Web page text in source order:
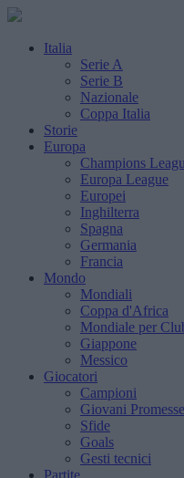
Italia
Serie A
Serie B
Nazionale
Coppa Italia
Storie
Europa
Champions
Europa League
Europei
Inghilterra
Spagna
Germania
Francia
Mondo
Mondiali
Coppa d'Africa
Mondiale per
Giappone
Messico
Giocatori
Campioni
Giovani Promesse
Sfide
Goals
Gesti tecnici
Partite